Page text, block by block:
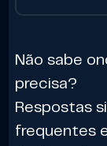
Não sabe
precisa?
Respostas
frequentes